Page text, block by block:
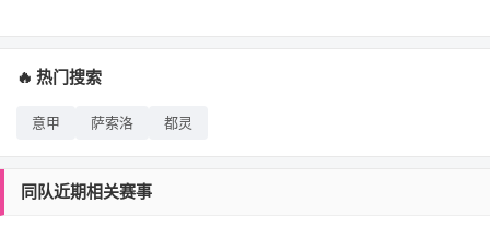
🔥 热门搜索
意甲 萨索洛 都灵
同队近期相关赛事